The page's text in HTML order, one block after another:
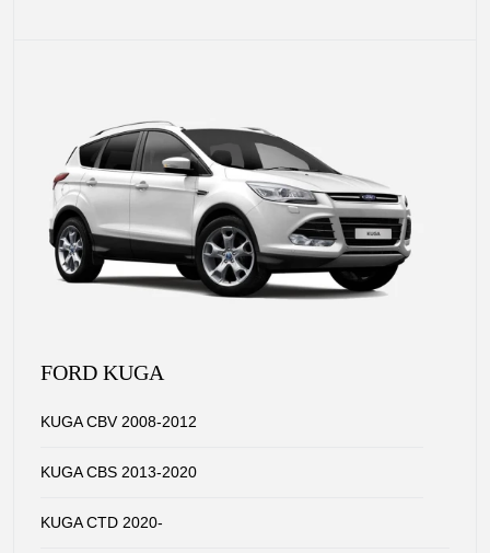
FORD KUGA
KUGA CBV 2008-2012
KUGA CBS 2013-2020
KUGA CTD 2020-